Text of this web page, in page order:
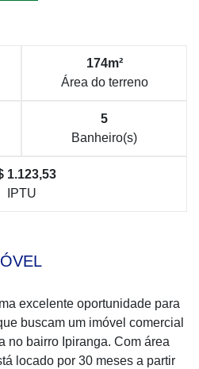
174m²
Área do terreno
5
Banheiro(s)
1.123,53
IPTU
excelente oportunidade para
buscam um imóvel comercial
no bairro Ipiranga. Com área
locado por 30 meses a partir